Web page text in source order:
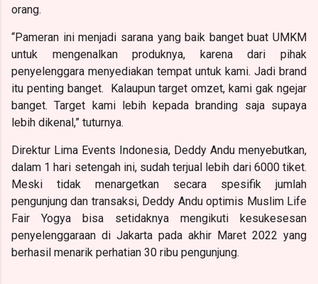
orang.
“Pameran ini menjadi sarana yang baik banget buat UMKM
untuk mengenalkan produknya, karena dari pihak
penyelenggara menyediakan tempat untuk kami. Jadi brand
itu penting banget.
Kalaupun target omzet, kami gak ngejar
banget. Target kami lebih kepada branding saja supaya
lebih dikenal,” tuturnya.
Direktur Lima Events Indonesia, Deddy Andu menyebutkan,
dalam 1 hari setengah ini, sudah terjual lebih dari 6000 tiket.
Meski tidak menargetkan secara spesifik jumlah
pengunjung dan transaksi, Deddy Andu optimis Muslim Life
Fair Yogya bisa setidaknya mengikuti kesukesesan
penyelenggaraan di Jakarta pada akhir Maret 2022 yang
berhasil menarik perhatian 30 ribu pengunjung.